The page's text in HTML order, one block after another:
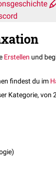
Erstellen und
findest du im
Kategorie, von